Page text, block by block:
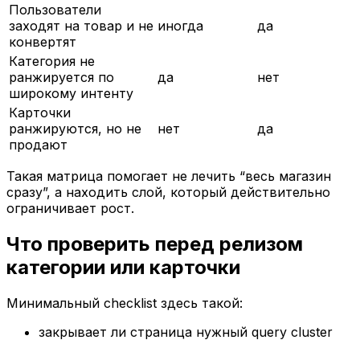
Пользователи
заходят на товар и не
конвертят
иногда да
Категория не
ранжируется по
широкому интенту
да нет
Карточки
ранжируются, но не
продают
нет да
Такая матрица помогает не лечить “весь магазин
сразу”, а находить слой, который действительно
ограничивает рост.
Что проверить перед релизом
категории или карточки
Минимальный checklist здесь такой:
закрывает ли страница нужный query cluster